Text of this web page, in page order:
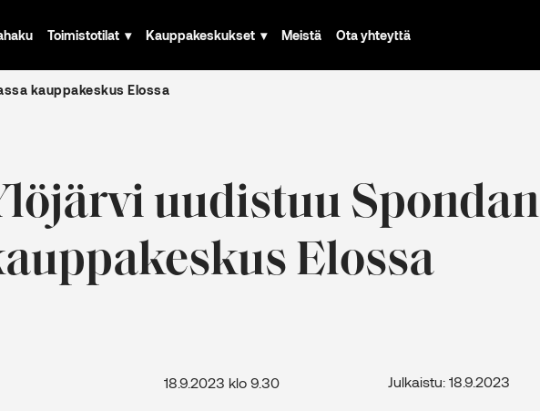
Toimistotilat Kauppakeskukset Meistä Ota yhteyttä
kauppakeskus Elossa
uudistuu Spondan
Elossa
18.9.2023 klo 9.30 Julkaistu: 18.9.2023